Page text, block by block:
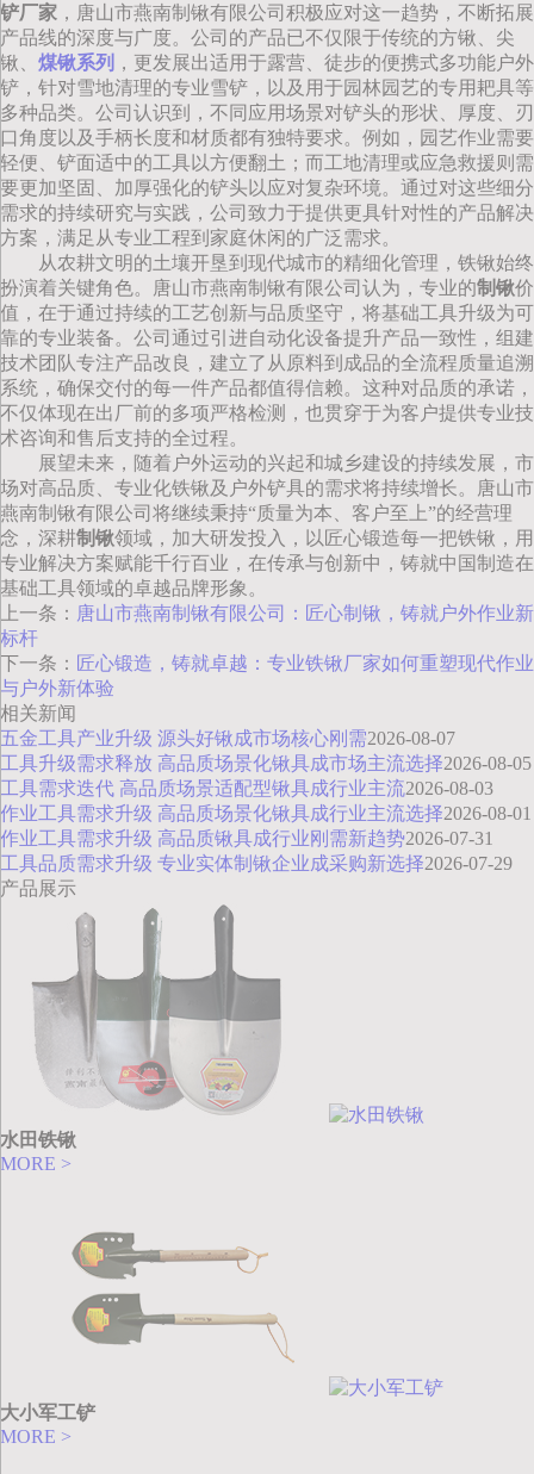
铲厂家 ，唐山市燕南制锹有限公司积极应对这一趋势，不断拓展
产品线的深度与广度。公司的产品已不仅限于传统的方锹、尖
锹、 煤锹系列 ，更发展出适用于露营、徒步的便携式多功能户外
铲，针对雪地清理的专业雪铲，以及用于园林园艺的专用耙具等
多种品类。公司认识到，不同应用场景对铲头的形状、厚度、刃
口角度以及手柄长度和材质都有独特要求。例如，园艺作业需要
轻便、铲面适中的工具以方便翻土；而工地清理或应急救援则需
要更加坚固、加厚强化的铲头以应对复杂环境。通过对这些细分
需求的持续研究与实践，公司致力于提供更具针对性的产品解决
方案，满足从专业工程到家庭休闲的广泛需求。
从农耕文明的土壤开垦到现代城市的精细化管理，铁锹始终
扮演着关键角色。唐山市燕南制锹有限公司认为，专业的制锹价
值，在于通过持续的工艺创新与品质坚守，将基础工具升级为可
靠的专业装备。公司通过引进自动化设备提升产品一致性，组建
技术团队专注产品改良，建立了从原料到成品的全流程质量追溯
系统，确保交付的每一件产品都值得信赖。这种对品质的承诺，
不仅体现在出厂前的多项严格检测，也贯穿于为客户提供专业技
术咨询和售后支持的全过程。
展望未来，随着户外运动的兴起和城乡建设的持续发展，市
场对高品质、专业化铁锹及户外铲具的需求将持续增长。唐山市
燕南制锹有限公司将继续秉持“质量为本、客户至上”的经营理
念，深耕制锹领域，加大研发投入，以匠心锻造每一把铁锹，用
专业解决方案赋能千行百业，在传承与创新中，铸就中国制造在
基础工具领域的卓越品牌形象。
上一条： 唐山市燕南制锹有限公司：匠心制锹，铸就户外作业新
标杆
下一条： 匠心锻造，铸就卓越：专业铁锹厂家如何重塑现代作业
与户外新体验
相关新闻
五金工具产业升级 源头好锹成市场核心刚需2026-08-07
工具升级需求释放 高品质场景化锹具成市场主流选择2026-08-05
工具需求迭代 高品质场景适配型锹具成行业主流2026-08-03
作业工具需求升级 高品质场景化锹具成行业主流选择2026-08-01
作业工具需求升级 高品质锹具成行业刚需新趋势2026-07-31
工具品质需求升级 专业实体制锹企业成采购新选择2026-07-29
产品展示
水田铁锹
MORE >
大小军工铲
MORE >